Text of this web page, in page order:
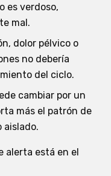
es verdoso,
mal.
dolor pélvico o
no debería
del ciclo.
cambiar por un
más el patrón de
aislado.
alerta está en el